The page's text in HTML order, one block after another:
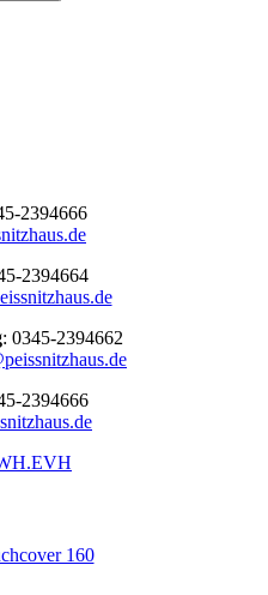
2394666
2394664
: 0345-2394662
2394666